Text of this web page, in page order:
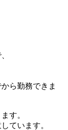
ら勤務できま
す。
ています。